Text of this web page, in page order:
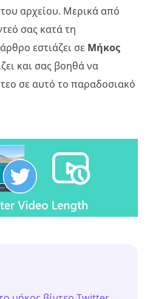
αρχείου. Μερικά από
σας κατά τη
εστιάζει σε Μήκος
και σας βοηθά να
σε αυτό το παραδοσιακό